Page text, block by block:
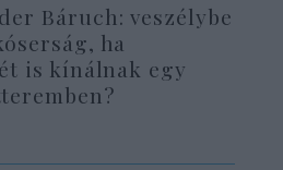
Báruch: veszélybe
ha
is kínálnak egy